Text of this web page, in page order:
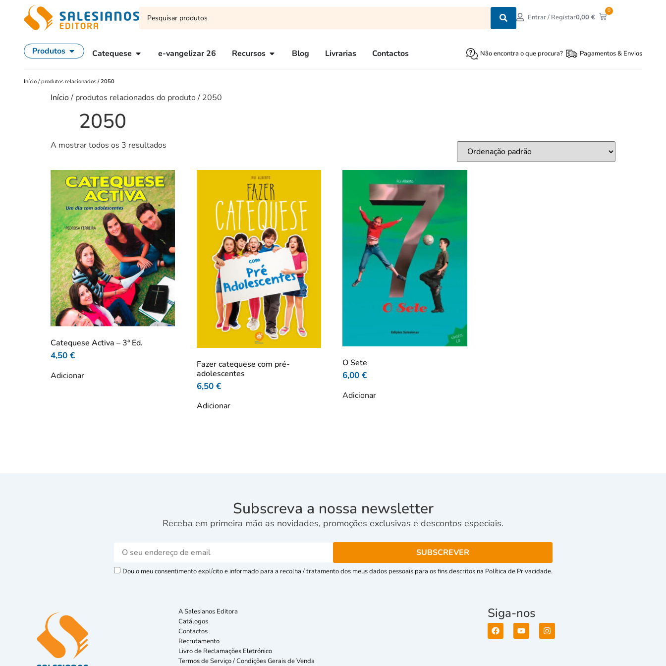
Entrar / Registar0,00€
0
Produtos Catequese e-vangelizar 26 Recursos Blog Livrarias Contactos Não encontra o que procura? Pagamentos & Envios
Início /produtos relacionados /2050
Início/ produtos relacionados do produto / 2050
2050
A mostrar todos os 3 resultados
Catequese Activa – 3ª Ed.
4,50 €
Adicionar
Fazer catequese com pré-
adolescentes
6,50 €
Adicionar
O Sete
6,00€
Adicionar
Subscreva a nossa newsletter
Receba em primeira mão as novidades, promoções exclusivas e descontos especiais.
Dou o meu consentimento explícito e informado para a recolha / tratamento dos meus dados pessoais para os fins descritos na Política de Privacidade.
A Salesianos Editora
Catálogos
Contactos
Recrutamento
Livro de Reclamações Eletrónico
Termos de Serviço / Condições Gerais de Venda
Siga-nos